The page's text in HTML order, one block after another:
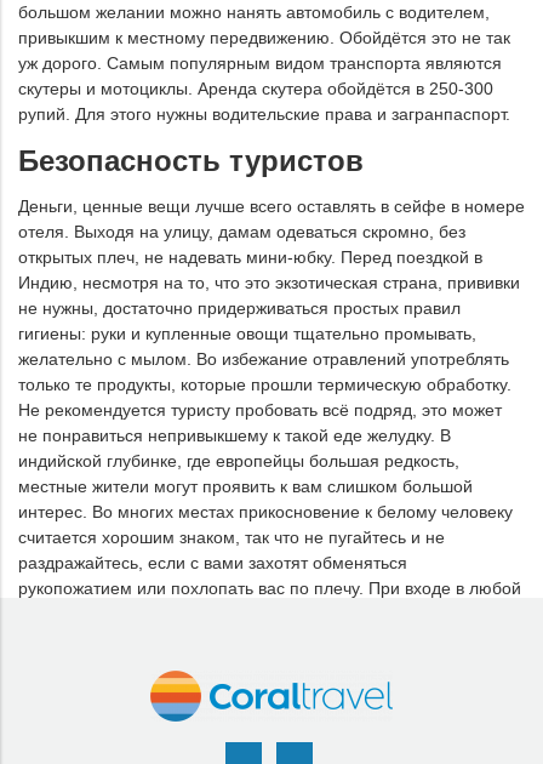
большом желании можно нанять автомобиль с водителем,
привыкшим к местному передвижению. Обойдётся это не так
уж дорого. Самым популярным видом транспорта являются
скутеры и мотоциклы. Аренда скутера обойдётся в 250-300
рупий. Для этого нужны водительские права и загранпаспорт.
Безопасность туристов
Деньги, ценные вещи лучше всего оставлять в сейфе в номере
отеля. Выходя на улицу, дамам одеваться скромно, без
открытых плеч, не надевать мини-юбку. Перед поездкой в
Индию, несмотря на то, что это экзотическая страна, прививки
не нужны, достаточно придерживаться простых правил
гигиены: руки и купленные овощи тщательно промывать,
желательно с мылом. Во избежание отравлений употреблять
только те продукты, которые прошли термическую обработку.
Не рекомендуется туристу пробовать всё подряд, это может
не понравиться непривыкшему к такой еде желудку. В
индийской глубинке, где европейцы большая редкость,
местные жители могут проявить к вам слишком большой
интерес. Во многих местах прикосновение к белому человеку
считается хорошим знаком, так что не пугайтесь и не
раздражайтесь, если с вами захотят обменяться
рукопожатием или похлопать вас по плечу. При входе в любой
Адреса и номера телефонов